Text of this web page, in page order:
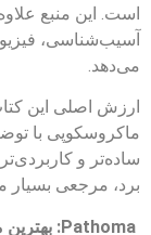
است. این منبع
آسیب‌شناسی،
می‌دهد.
ارزش اصلی این
ماکروسکوپی با
ساده‌تر و
برد، مرجعی بسیار